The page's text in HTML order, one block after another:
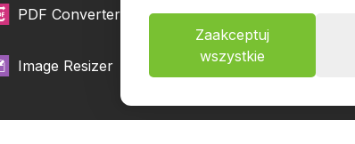
Zaakceptuj
wszystkie
PDF Converter
Image Resizer